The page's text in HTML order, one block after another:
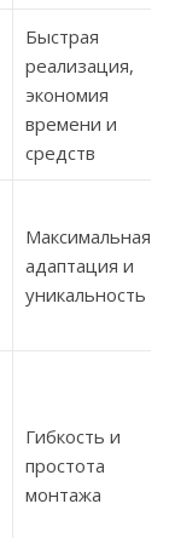
Быстрая
реализация,
экономия
времени и
средств
Максимальная
адаптация и
уникальность
Гибкость и
простота
монтажа